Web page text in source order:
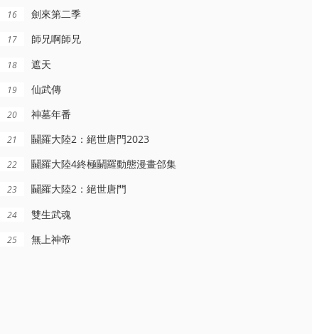
更新至152集
16 劍來第二季
17 師兄啊師兄
18 遮天
19 仙武傳
20 神墓年番
21 鬭羅大陸2：絕世唐門2023
22 鬭羅大陸4終極鬭羅動態漫畫郃集
23 鬭羅大陸2：絕世唐門
24 雙生武魂
25 無上神帝